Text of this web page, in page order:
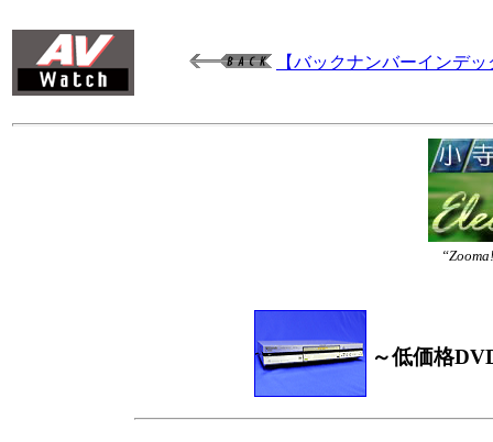
【バックナンバーインデ
～低価格